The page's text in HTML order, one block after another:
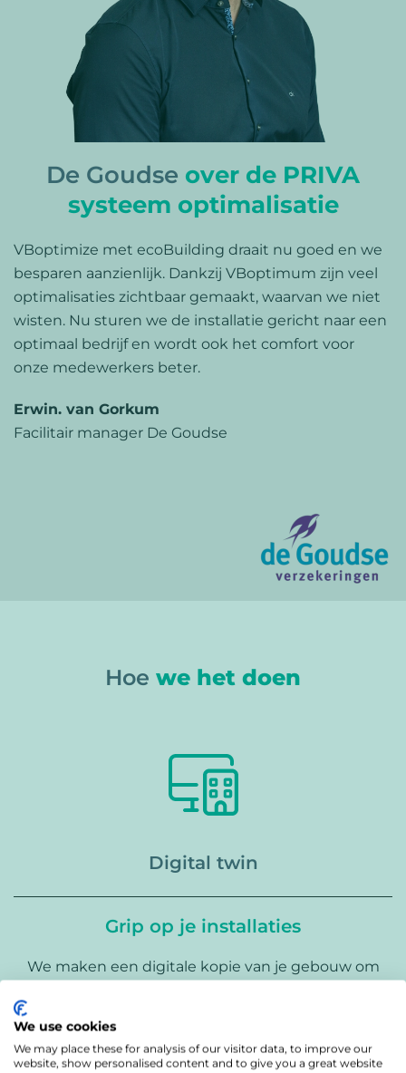
De Goudse over de PRIVA
systeem optimalisatie
VBoptimize met ecoBuilding draait nu goed en we
besparen aanzienlijk. Dankzij VBoptimum zijn veel
optimalisaties zichtbaar gemaakt, waarvan we niet
wisten. Nu sturen we de installatie gericht naar een
optimaal bedrijf en wordt ook het comfort voor
onze medewerkers beter.
Erwin. van Gorkum
Facilitair manager De Goudse
Hoe we het doen
Digital twin
Grip op je installaties
We maken een digitale kopie van je gebouw om
los je verborgen problemen op, houd je grip op je
werkt. Hier valt veel winst te behalen, want uit
We use cookies
We may place these for analysis of our visitor data, to improve our
website, show personalised content and to give you a great website